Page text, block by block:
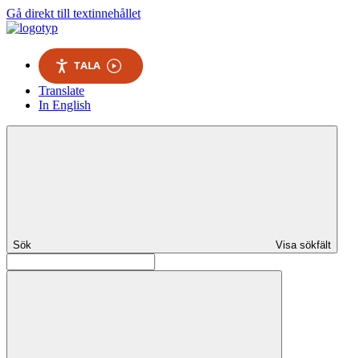
Gå direkt till textinnehållet
TALA
Translate
In English
Sök Visa sökfält